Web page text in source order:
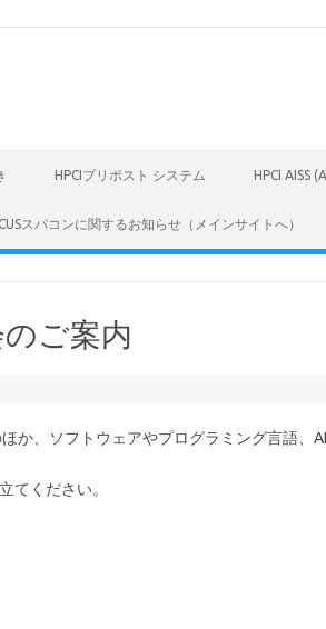
HPCIプリポスト システム HPCI AISS
スパコンに関するお知らせ（メインサイトへ）
ご案内
か、ソフトウェアやプログラミング言語、
てください。